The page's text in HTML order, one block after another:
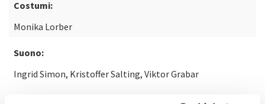
Costumi:
Monika Lorber
Suono:
Ingrid Simon, Kristoffer Salting, Viktor Grabar